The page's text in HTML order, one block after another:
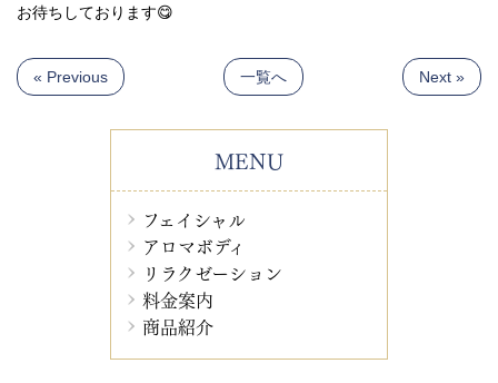
お待ちしております😋
« Previous 一覧へ Next »
MENU
フェイシャル
アロマボディ
リラクゼーション
料金案内
商品紹介